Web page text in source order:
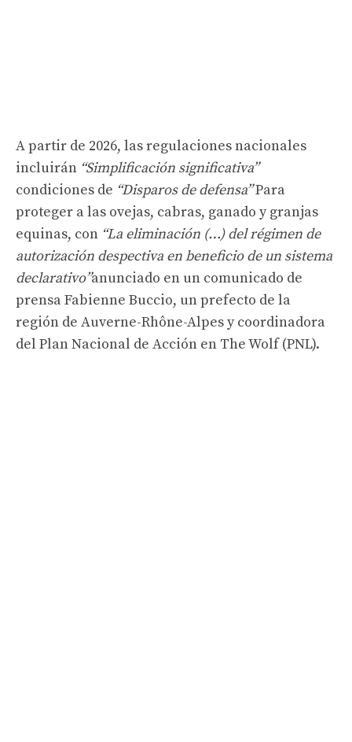
A partir de 2026, las regulaciones nacionales
incluirán “Simplificación significativa”
condiciones de “Disparos de defensa”Para
proteger a las ovejas, cabras, ganado y granjas
equinas, con “La eliminación (…) del régimen de
autorización despectiva en beneficio de un sistema
declarativo”anunciado en un comunicado de
prensa Fabienne Buccio, un prefecto de la
región de Auverne-Rhône-Alpes y coordinadora
del Plan Nacional de Acción en The Wolf (PNL).